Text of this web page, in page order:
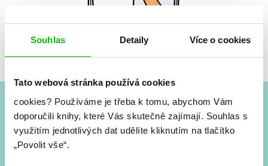
Souhlas Detaily Více o cookies
Tato webová stránka používá cookies
cookies? Používáme je třeba k tomu, abychom Vám
doporučili knihy, které Vás skutečně zajímají. Souhlas s
využitím jednotlivých dat udělíte kliknutím na tlačítko
„Povolit vše“.
#HumbookNews
Vše kolem #youngadult každý měsíc rovnou do mailu!